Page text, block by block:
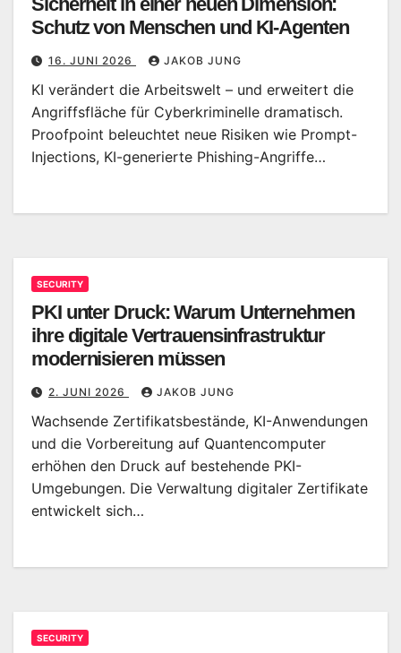
Schutz von Menschen und KI-Agenten
16. JUNI 2026 JAKOB JUNG
KI verändert die Arbeitswelt – und erweitert die
Angriffsfläche für Cyberkriminelle dramatisch.
Proofpoint beleuchtet neue Risiken wie Prompt-
Injections, KI-generierte Phishing-Angriffe…
SECURITY
PKI unter Druck: Warum Unternehmen
ihre digitale Vertrauensinfrastruktur
modernisieren müssen
2. JUNI 2026 JAKOB JUNG
Wachsende Zertifikatsbestände, KI-Anwendungen
und die Vorbereitung auf Quantencomputer
erhöhen den Druck auf bestehende PKI-
Umgebungen. Die Verwaltung digitaler Zertifikate
entwickelt sich…
SECURITY